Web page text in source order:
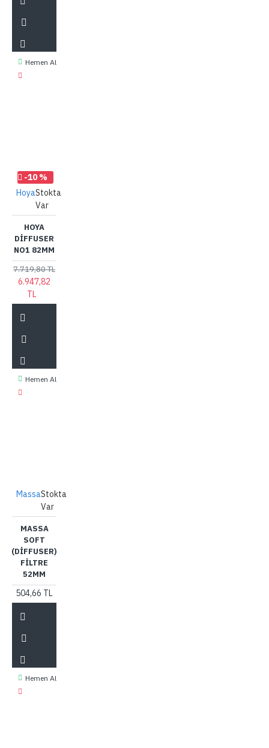
Hemen Al
-10 %
HoyaStokta
Var
HOYA
DIFFUSER
NO1 82MM
7.719,80 TL
6.947,82
TL
Hemen Al
MassaStokta
Var
MASSA
SOFT
(DIFFUSER)
FILTRE
52MM
504,66 TL
Hemen Al